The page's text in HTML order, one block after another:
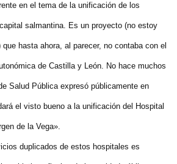
en el tema de la unificación de los
salmantina. Es un proyecto (no estoy
hasta ahora, al parecer, no contaba con el
de Castilla y León. No hace muchos
Salud Pública expresó públicamente en
el visto bueno a la unificación del Hospital
de la Vega».
duplicados de estos hospitales es